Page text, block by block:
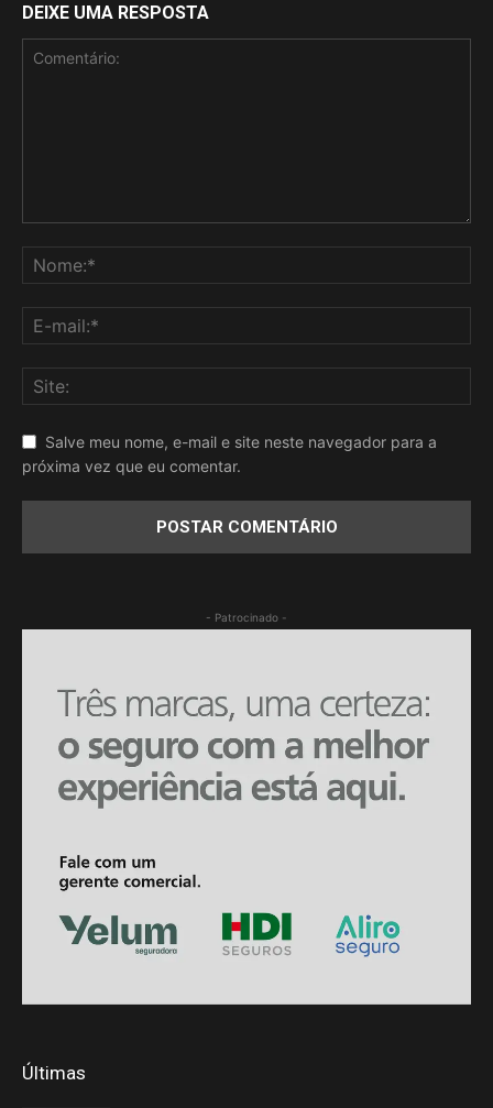
DEIXE UMA RESPOSTA
Salve meu nome, e-mail e site neste navegador para a
próxima vez que eu comentar.
- Patrocinado -
Últimas